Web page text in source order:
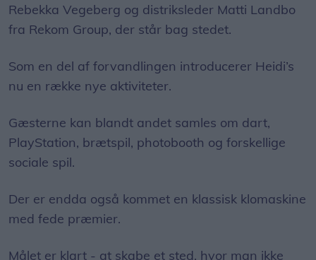
Rebekka Vegeberg og distriksleder Matti Landbo
fra Rekom Group, der står bag stedet.
Som en del af forvandlingen introducerer Heidi’s
nu en række nye aktiviteter.
Gæsterne kan blandt andet samles om dart,
PlayStation, brætspil, photobooth og forskellige
sociale spil.
Der er endda også kommet en klassisk klomaskine
med fede præmier.
Målet er klart - at skabe et sted, hvor man ikke